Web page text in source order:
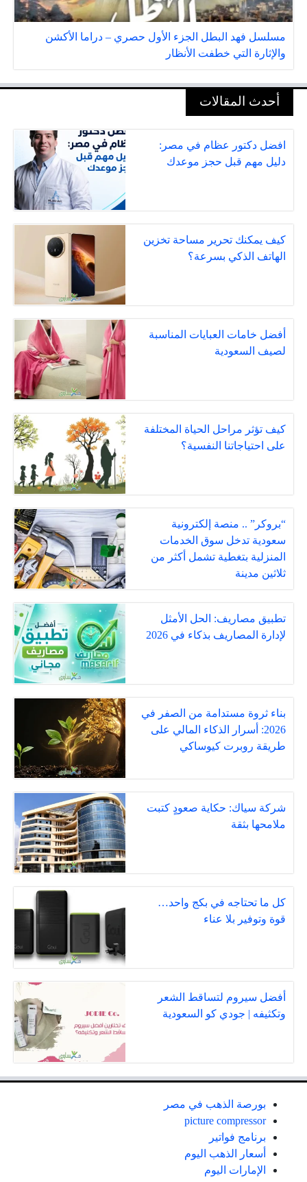
مسلسل فهد البطل الجزء الأول حصري – دراما الأكشن
والإثارة التي خطفت الأنظار
أحدث المقالات
افضل دكتور عظام في مصر:
دليل مهم قبل حجز موعدك
كيف يمكنك تحرير مساحة تخزين
الهاتف الذكي بسرعة؟
أفضل خامات العبايات المناسبة
لصيف السعودية
كيف تؤثر مراحل الحياة المختلفة
على احتياجاتنا النفسية؟
“بروكر” .. منصة إلكترونية
سعودية تدخل سوق الخدمات
المنزلية بتغطية تشمل أكثر من
ثلاثين مدينة
تطبيق مصاريف: الحل الأمثل
لإدارة المصاريف بذكاء في 2026
بناء ثروة مستدامة من الصفر في
2026: أسرار الذكاء المالي على
طريقة روبرت كيوساكي
شركة سياك: حكاية صعودٍ كتبت
ملامحها بثقة
كل ما تحتاجه في بكج واحد…
قوة وتوفير بلا عناء
أفضل سيروم لتساقط الشعر
وتكثيفه | جودي كو السعودية
بورصة الذهب في مصر
picture compressor
برنامج فواتير
أسعار الذهب اليوم
الإمارات اليوم